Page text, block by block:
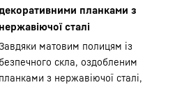
планками з
нержавіючої сталі
матовим полицям із
безпечного скла, оздобленим
планками з нержавіючої сталі,